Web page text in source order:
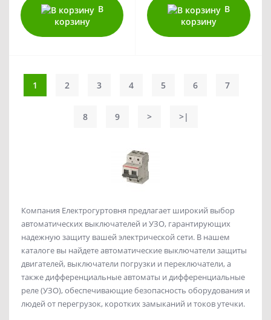
В
корзину
В
корзину
1 2 3 4 5 6 7
8 9 > >|
Компания Електрогуртовня предлагает широкий выбор
автоматических выключателей и УЗО, гарантирующих
надежную защиту вашей электрической сети. В нашем
каталоге вы найдете автоматические выключатели защиты
двигателей, выключатели погрузки и переключатели, а
также дифференциальные автоматы и дифференциальные
реле (УЗО), обеспечивающие безопасность оборудования и
людей от перегрузок, коротких замыканий и токов утечки.